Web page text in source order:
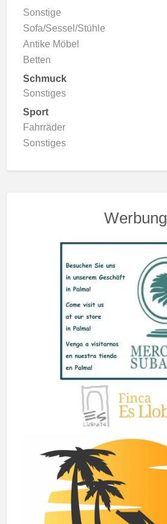
Sonstige
Sofa/Sessel/Stühle
Antike Möbel
Betten
Schmuck
Sonstiges
Sport
Fahrräder
Sonstiges
Werbung